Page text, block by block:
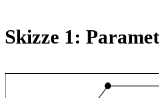
Skizze 1: